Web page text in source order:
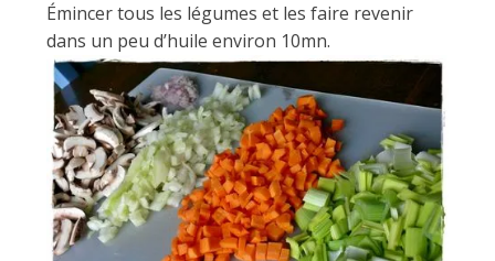
Émincer tous les légumes et les faire revenir
dans un peu d’huile environ 10mn.